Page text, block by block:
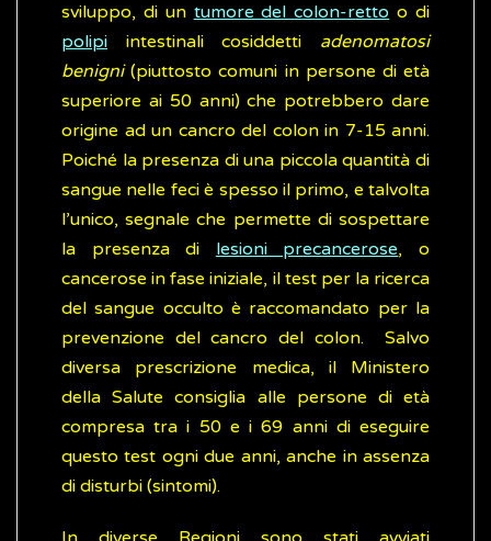
sviluppo, di un tumore del colon-retto o di
polipi intestinali cosiddetti adenomatosi
benigni(piuttosto comuni in persone di età
superiore ai 50 anni) che potrebbero dare
origine ad un cancro del colon in 7-15 anni.
Poiché la presenza di una piccola quantità di
sangue nelle feci è spesso il primo, e talvolta
l’unico, segnale che permette di sospettare
la presenza di lesioni precancerose, o
cancerose in fase iniziale, il test per la ricerca
del sangue occulto è raccomandato per la
prevenzione del cancro del colon. Salvo
diversa prescrizione medica, il Ministero
della Salute consiglia alle persone di età
compresa tra i 50 e i 69 anni di eseguire
questo test ogni due anni, anche in assenza
di disturbi (sintomi).